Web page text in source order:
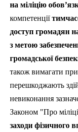
на міліцію
компетенції
доступ громадян
з метою
громадської
також вимагати
перешкоджають
невиконання
Законом "Про
заходи фізичного